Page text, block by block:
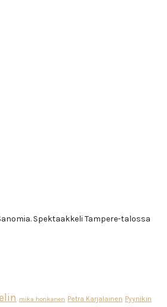
Spektaakkeli Tampere-talossa
mika honkanen Petra Karjalainen Pyynikin